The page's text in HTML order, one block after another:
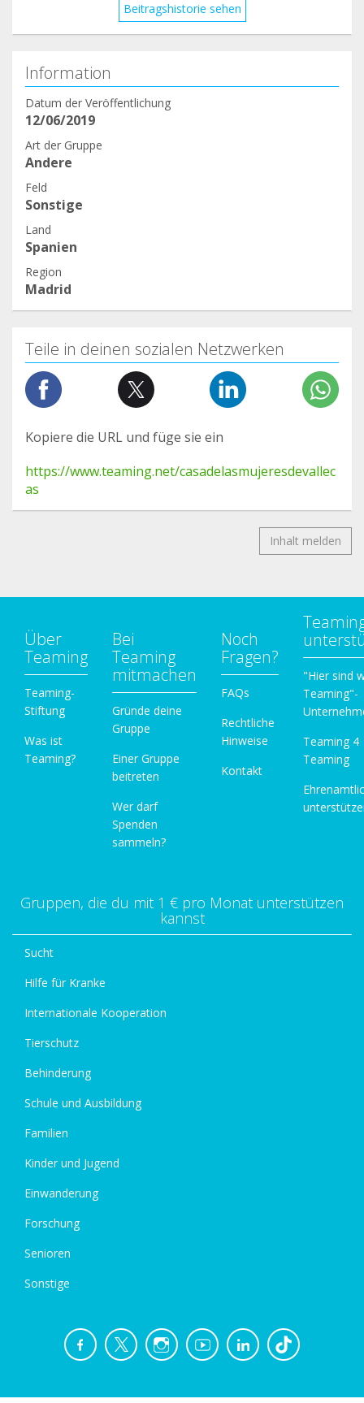
Beitragshistorie sehen
Information
Datum der Veröffentlichung
12/06/2019
Art der Gruppe
Andere
Feld
Sonstige
Land
Spanien
Region
Madrid
Teile in deinen sozialen Netzwerken
Kopiere die URL und füge sie ein
https://www.teaming.net/casadelasmujeresdevallec
as
Inhalt melden
Über
Teaming
Teaming-
Stiftung
Was ist
Teaming?
Bei
Teaming
mitmachen
Gründe deine
Gruppe
Einer Gruppe
beitreten
Wer darf
Spenden
sammeln?
Noch
Fragen?
FAQs
Rechtliche
Hinweise
Kontakt
"Hier sind
Teaming"-
Teaming 4
Teaming
Gruppen, die du mit 1 € pro Monat unterstützen
kannst
Sucht
Hilfe für Kranke
Internationale Kooperation
Tierschutz
Behinderung
Schule und Ausbildung
Familien
Kinder und Jugend
Einwanderung
Forschung
Senioren
Sonstige